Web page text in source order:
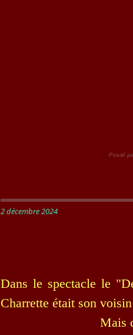
Posté
2 décembre 2024
Dans le spectacle le
Charrette était son
Mais